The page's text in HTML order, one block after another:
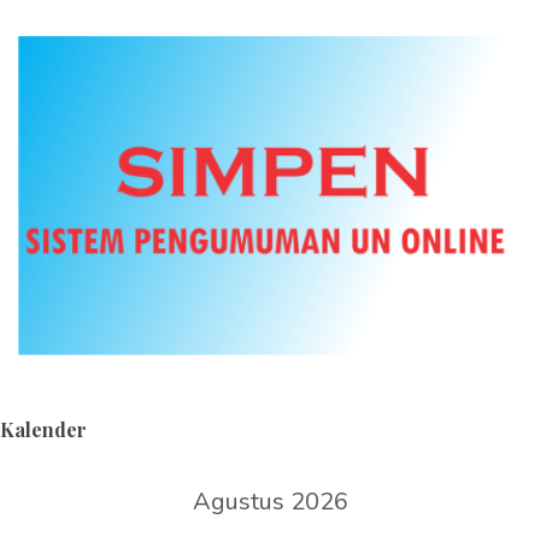
Kalender
Agustus 2026